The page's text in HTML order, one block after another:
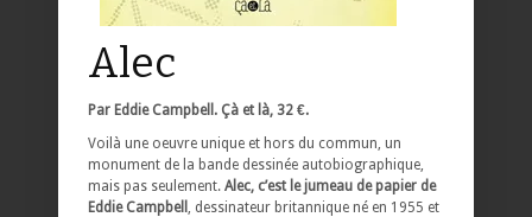
Alec
Par Eddie Campbell. Çà et là, 32 €.
Voilà une oeuvre unique et hors du commun, un
monument de la bande dessinée autobiographique,
mais pas seulement. Alec, c’est le jumeau de papier de
Eddie Campbell
, dessinateur britannique né en 1955 et